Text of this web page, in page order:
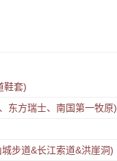
鞋套)
东方瑞士、南国第一牧原)
步道&长江索道&洪崖洞)